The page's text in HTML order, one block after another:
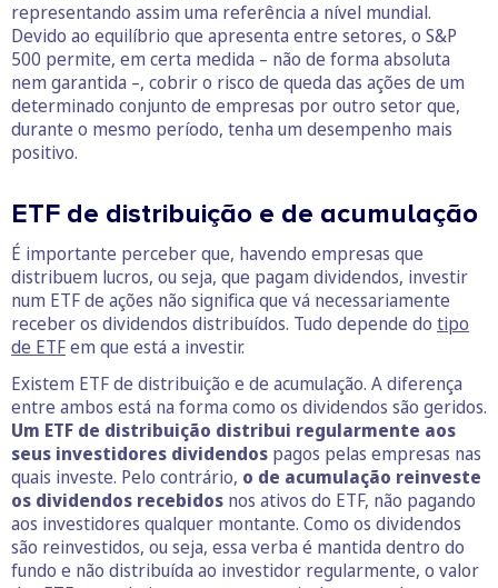
representando assim uma referência a nível mundial.
Devido ao equilíbrio que apresenta entre setores, o S&P
500 permite, em certa medida – não de forma absoluta
nem garantida –, cobrir o risco de queda das ações de um
determinado conjunto de empresas por outro setor que,
durante o mesmo período, tenha um desempenho mais
positivo.
ETF de distribuição e de acumulação
É importante perceber que, havendo empresas que
distribuem lucros, ou seja, que pagam dividendos, investir
num ETF de ações não significa que vá necessariamente
receber os dividendos distribuídos. Tudo depende do tipo
de ETFem que está a investir.
Existem ETF de distribuição e de acumulação. A diferença
entre ambos está na forma como os dividendos são geridos.
Um ETF de distribuição distribui regularmente aos
seus investidores dividendos pagos pelas empresas nas
quais investe. Pelo contrário, o de acumulação reinveste
os dividendos recebidos nos ativos do ETF, não pagando
aos investidores qualquer montante. Como os dividendos
são reinvestidos, ou seja, essa verba é mantida dentro do
fundo e não distribuída ao investidor regularmente, o valor